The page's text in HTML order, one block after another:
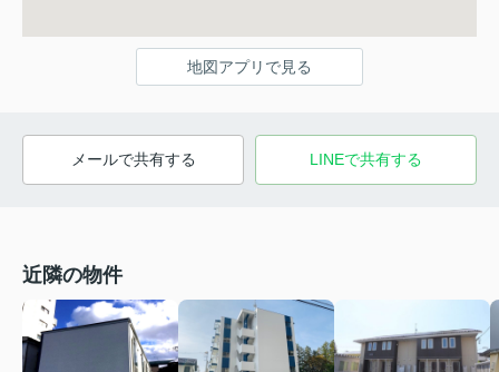
地図アプリで見る
メールで共有する LINEで共有する
近隣の物件